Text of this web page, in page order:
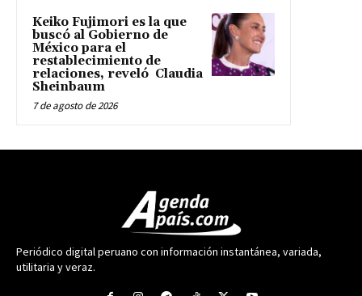
Keiko Fujimori es la que
buscó al Gobierno de
México para el
restablecimiento de
relaciones, reveló Claudia
Sheinbaum
7 de agosto de 2026
Periódico digital peruano con información instantánea, variada,
utilitaria y veraz.